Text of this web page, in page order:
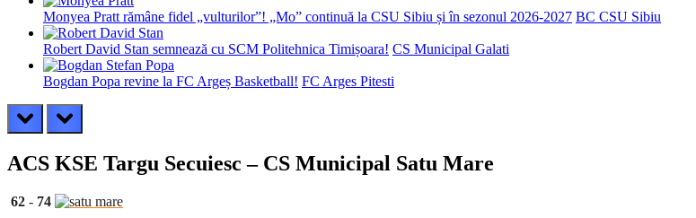
Monyea Pratt rămâne fidel „vulturilor”! „Mo” continuă la CSU Sibiu și în sezonul 2026-2027 BC CSU Sibiu
Robert David Stan semnează cu SCM Politehnica Timișoara! CS Municipal Galati
Bogdan Popa revine la FC Argeș Basketball! FC Arges Pitesti
prev next
ACS KSE Targu Secuiesc – CS Municipal Satu Mare
62 - 74